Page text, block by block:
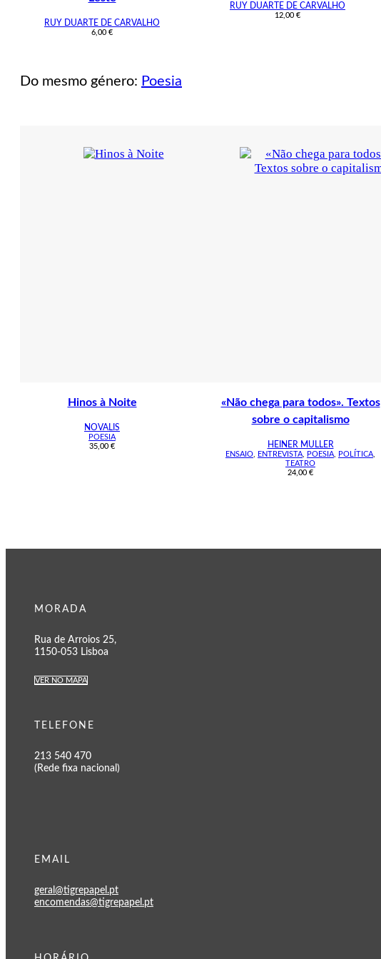
RUY DUARTE DE CARVALHO
6,00 €
RUY DUARTE DE CARVALHO
12,00 €
Do mesmo género: Poesia
Hinos à Noite
NOVALIS
POESIA
35,00 €
«Não chega para todos». Textos
sobre o capitalismo
HEINER MULLER
ENSAIO ENTREVISTA POESIA POLÍTICA
TEATRO
24,00 €
MORADA
Rua de Arroios 25,
1150-053 Lisboa
VER NO MAPA
TELEFONE
213 540 470
(Rede fixa nacional)
EMAIL
geral@tigrepapel.pt
encomendas@tigrepapel.pt